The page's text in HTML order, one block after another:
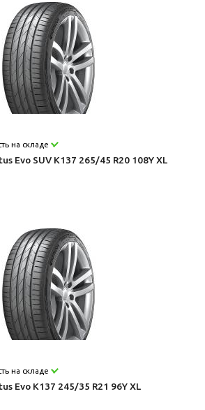
на складе
Evo SUV K137 265/45 R20 108Y XL
на складе
Evo K137 245/35 R21 96Y XL